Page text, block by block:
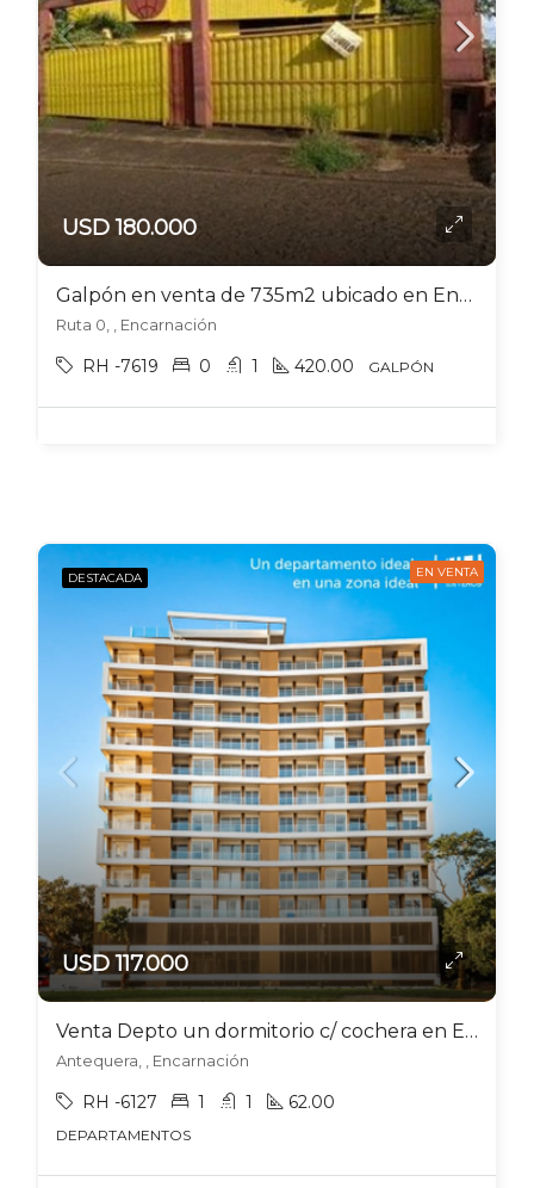
USD 180.000
Galpón en venta de 735m2 ubicado en Encarnación
Ruta 0, , Encarnación
RH -7619 0 1 420.00 GALPÓN
DESTACADA EN VENTA
USD 117.000
Venta Depto un dormitorio c/ cochera en Encarnación – Paraguay
Antequera, , Encarnación
RH -6127 1 1 62.00
DEPARTAMENTOS